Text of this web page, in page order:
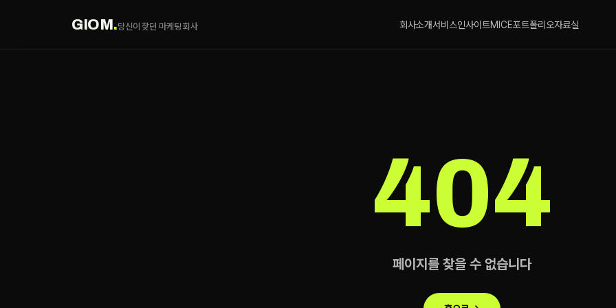
GIOM.당신이 찾던 마케팅 회사 회사소개서비스인사이트MICE포트폴리오자료실
404
페이지를 찾을 수 없습니다